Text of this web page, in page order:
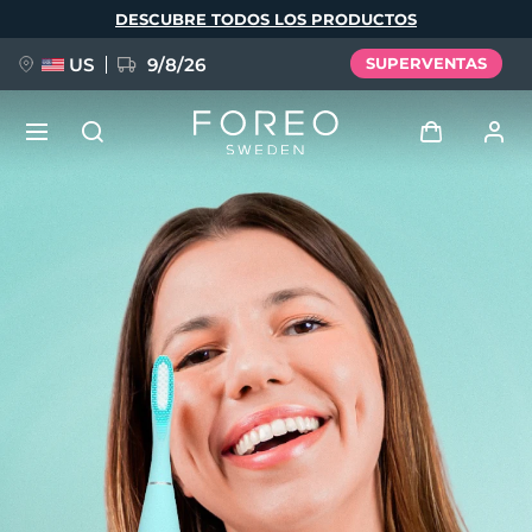
DESCUBRE TODOS LOS PRODUCTOS
US 9/8/26 SUPERVENTAS
Perfil de usuario
Mis dispositivos
Mis pedidos
Mis direcciones
Mis suscripciones
FAQ™ Pure Beauty-Tech Elixir
BREAKING NEWS
issa™ Teeth Whitening Set
Deutsch
Español
Français
Italiano
Português
Svenska
Русский
简体中文 繁體中文